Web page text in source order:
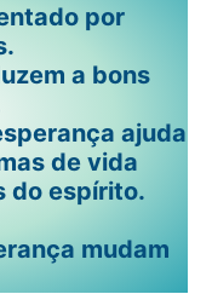
por
a bons
ajuda
de vida
do espírito.
mudam